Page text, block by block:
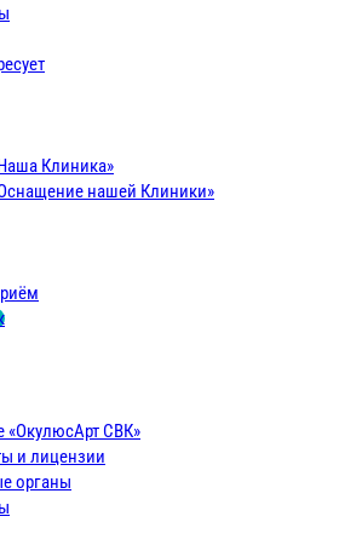
Клиника»
нашей Клиники»
«ОкулюсАрт СВК»
и лицензии
органы